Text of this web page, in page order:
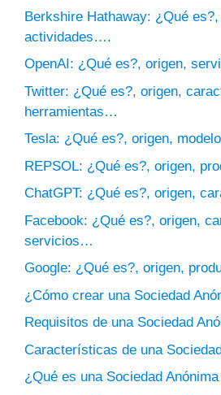
Berkshire Hathaway: ¿Qué
actividades….
OpenAI: ¿Qué es?, origen,
Twitter: ¿Qué es?, origen,
herramientas…
Tesla: ¿Qué es?, origen,
REPSOL: ¿Qué es?, origen,
ChatGPT: ¿Qué es?, origen,
Facebook: ¿Qué es?, origen,
servicios…
Google: ¿Qué es?, origen,
¿Cómo crear una Sociedad
Requisitos de una Sociedad
Características de una
¿Qué es una Sociedad